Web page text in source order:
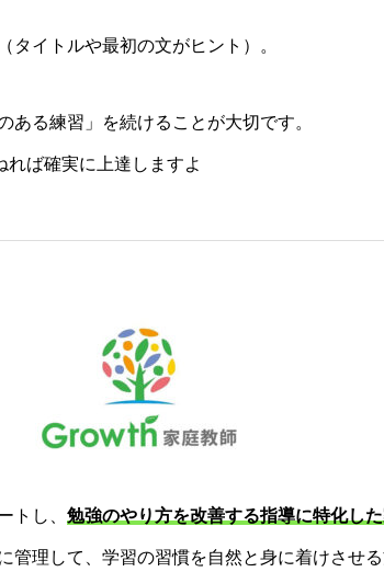
タイトルや最初の文がヒント）。
る練習」を続けることが大切です。
ば確実に上達しますよ
トし、 勉強のやり方を改善する指導に特化し
管理して、学習の習慣を自然と身に着けさせ